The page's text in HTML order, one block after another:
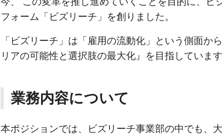
フォーム「ビズリーチ」を創りました。
「ビズリーチ」は「雇用の流動化」という側面か
リアの可能性と選択肢の最大化』を目指しています
業務内容について
本ポジションでは、ビズリーチ事業部の中でも、